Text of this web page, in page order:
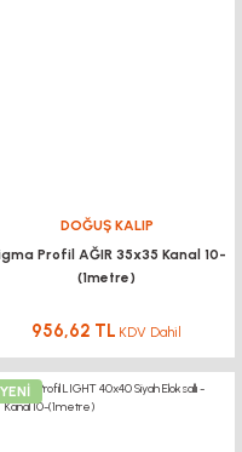
DOĞUŞ KALIP
Profil AĞIR 35x35 Kanal 10-
(1metre)
956,62 TL KDV Dahil
YENİ